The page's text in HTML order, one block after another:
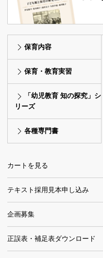
保育内容
保育・教育実習
「幼児教育 知の探究」シ
リーズ
各種専門書
カートを見る
テキスト採用見本申し込み
企画募集
正誤表・補足表ダウンロード